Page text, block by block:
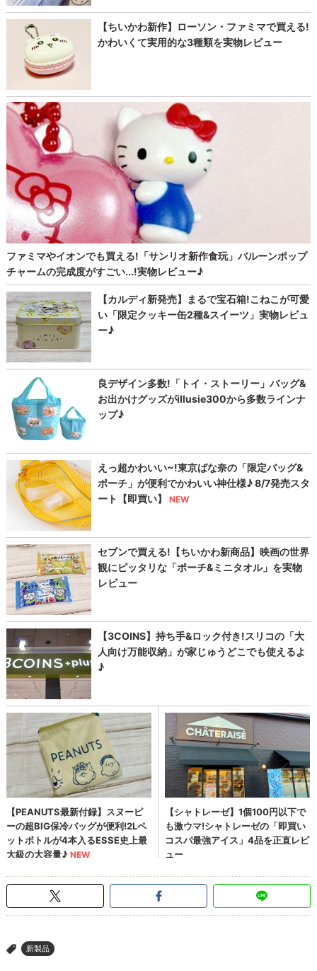
> 新製品